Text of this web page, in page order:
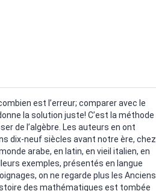
est l’erreur; comparer avec le
la solution juste! C’est la méthode
de l’algèbre. Les auteurs en ont
dix-neuf siècles avant notre ère, chez
arabe, en latin, en vieil italien, en
exemples, présentés en langue
on ne regarde plus les Anciens
des mathématiques est tombée